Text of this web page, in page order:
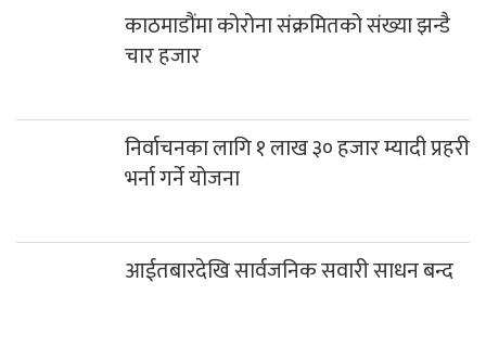
काठमाडौंमा कोरोना संक्रमितको संख्या झन्डै
चार हजार
निर्वाचनका लागि १ लाख ३० हजार म्यादी प्रहरी
भर्ना गर्ने योजना
आईतबारदेखि सार्वजनिक सवारी साधन बन्द